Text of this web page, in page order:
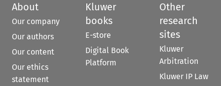
About
Our company
Our authors
Our content
Our ethics
statement
Kluwer
books
E-store
Digital Book
Platform
Other
research
sites
Kluwer
Arbitration
Kluwer IP Law